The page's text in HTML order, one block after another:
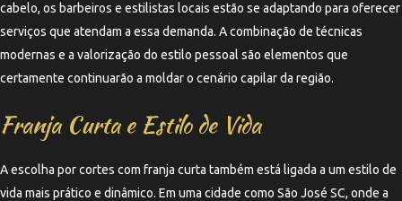
cabelo, os barbeiros e estilistas locais estão se adaptando para oferecer
serviços que atendam a essa demanda. A combinação de técnicas
modernas e a valorização do estilo pessoal são elementos que
certamente continuarão a moldar o cenário capilar da região.
Franja Curta e Estilo de Vida
A escolha por cortes com franja curta também está ligada a um estilo de
vida mais prático e dinâmico. Em uma cidade como São José SC, onde a